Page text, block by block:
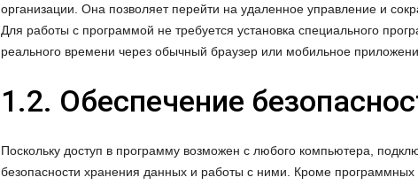
организации. Она позволяет перейти на удаленное управление и
Для работы с программой не требуется установка специального
реального времени через обычный браузер или мобильное
1.2. Обеспечение
Поскольку доступ в программу возможен с любого компьютера,
безопасности хранения данных и работы с ними. Кроме